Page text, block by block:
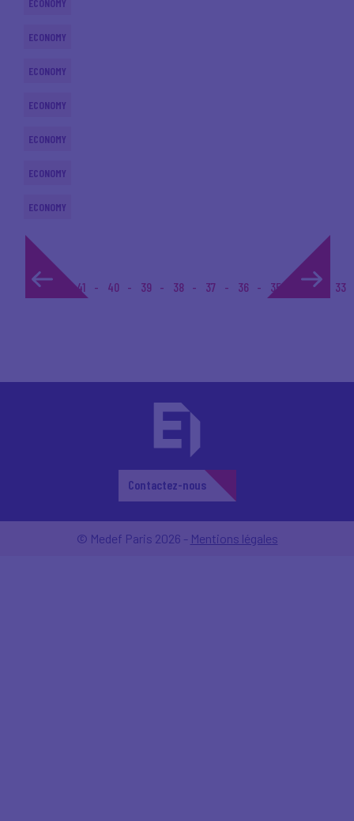
ECONOMY
ECONOMY
ECONOMY
ECONOMY
ECONOMY
ECONOMY
ECONOMY
1... 41 40 39 38 37 36 35 34 33
Contactez-nous
© Medef Paris 2026 - Mentions légales